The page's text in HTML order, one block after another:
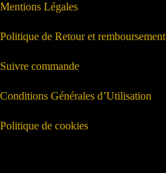
Mentions Légales
Politique de Retour et remboursement
Suivre commande
Conditions Générales d’Utilisation
Politique de cookies